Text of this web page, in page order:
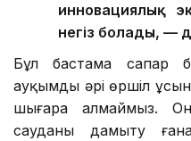
инновациялық
негіз болады, —
Бұл бастама сапар
ауқымды әрі өршіл
шығара алмаймыз.
сауданы дамыту